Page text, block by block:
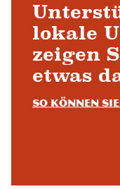
lokale
zeigen
etwas
So können